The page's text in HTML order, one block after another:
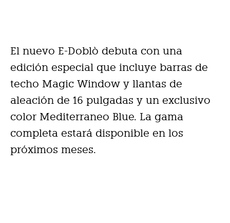
El nuevo E-Doblò debuta con una
edición especial que incluye barras de
techo Magic Window y llantas de
aleación de 16 pulgadas y un exclusivo
color Mediterraneo Blue. La gama
completa estará disponible en los
próximos meses.